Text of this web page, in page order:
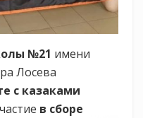
№21 имени
Лосева
с казаками
в сборе